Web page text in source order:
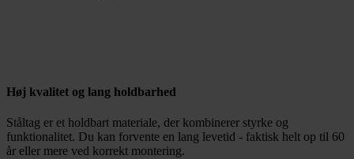
Høj kvalitet og lang holdbarhed
Ståltag er et holdbart materiale, der kombinerer styrke og
funktionalitet. Du kan forvente en lang levetid - faktisk helt op til 60
år eller mere ved korrekt montering.